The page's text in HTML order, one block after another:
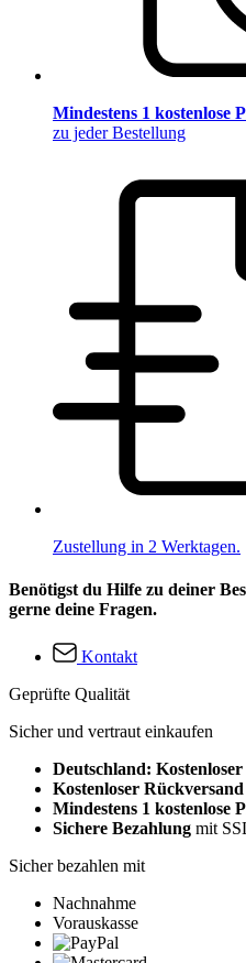
Mindestens 1 kostenlose
zu jeder Bestellung
Zustellung in 2 Werktagen.
Benötigst du Hilfe zu deiner
gerne deine Fragen.
Kontakt
Geprüfte Qualität
Sicher und vertraut einkaufen
Deutschland:
Kostenloser Rückversand
Mindestens 1 kostenlose
Sichere Bezahlung mit
Sicher bezahlen mit
Nachnahme
Vorauskasse